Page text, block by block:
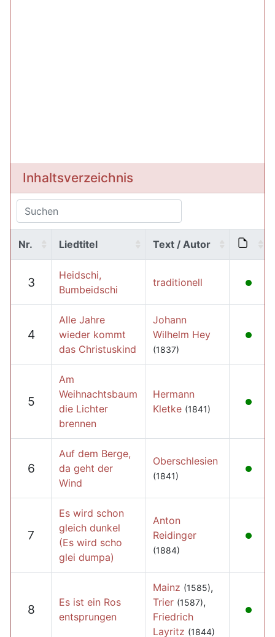
Inhaltsverzeichnis
Nr. Liedtitel Text / Autor
3
Heidschi,
Bumbeidschi
traditionell
4
Alle Jahre
wieder kommt
das Christuskind
Johann
Wilhelm Hey
(1837)
5
Am
Weihnachtsbaum
die Lichter
brennen
Hermann
Kletke (1841)
6
Auf dem Berge,
da geht der
Wind
Oberschlesien
(1841)
7
Es wird schon
gleich dunkel
(Es wird scho
glei dumpa)
Anton
Reidinger
(1884)
8
Es ist ein Ros
entsprungen
Mainz (1585),
Trier (1587),
Friedrich
Layritz (1844)